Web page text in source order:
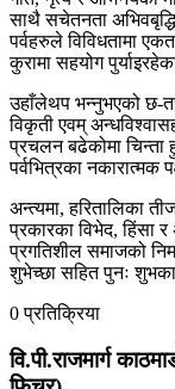
साथै सचेतनता
पर्वहरुले विविधतामा
कुरामा सहयोग
उहाँलेथप भन्नुभएको छ-
विकृती एवम्
प्रचलन बढेकोमा चिन्ता
पर्वभित्रका नकारात्मक
अन्त्यमा, हरितालिका
प्रकारका विभेद, हिंसा
प्रगतिशील समाजको
शुभेच्छा सहित पुनः
0 प्रतिक्रिया
वि.पी.राजमार्ग